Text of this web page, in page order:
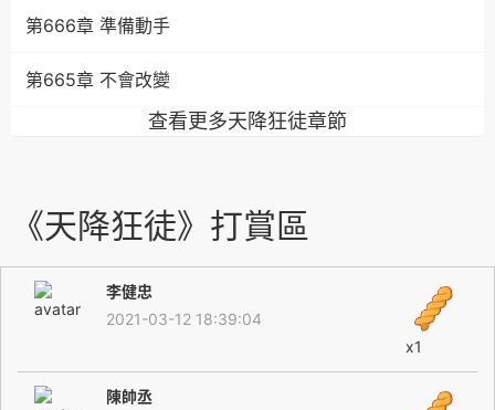
第666章 準備動手
第665章 不會改變
查看更多天降狂徒章節
《天降狂徒》打賞區
李健忠
2021-03-12 18:39:04
x1
陳帥丞